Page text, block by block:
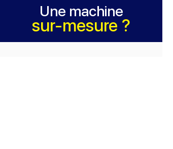
Une machine
sur-mesure ?